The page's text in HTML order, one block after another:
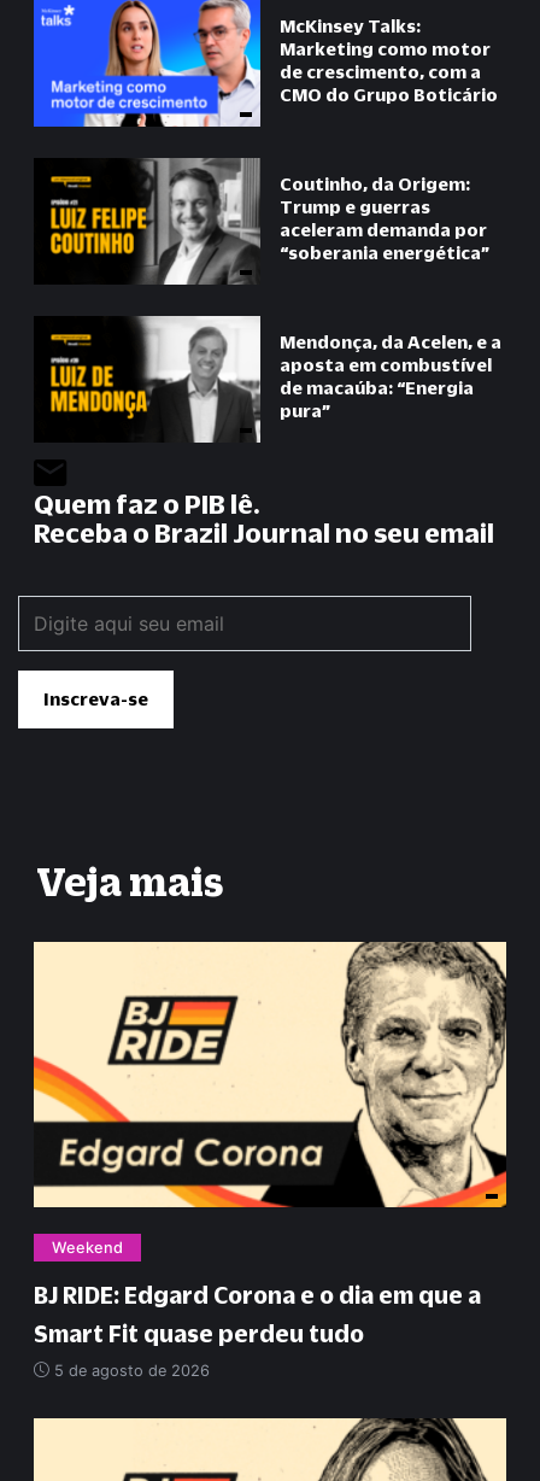
McKinsey Talks:
Marketing como motor
de crescimento, com a
CMO do Grupo Boticário
Coutinho, da Origem:
Trump e guerras
aceleram demanda por
“soberania energética”
Mendonça, da Acelen, e a
aposta em combustível
de macaúba: “Energia
pura”
Quem faz o PIB lê.
Receba o Brazil Journal no seu email
Veja mais
Weekend
BJ RIDE: Edgard Corona e o dia em que a
Smart Fit quase perdeu tudo
5 de agosto de 2026